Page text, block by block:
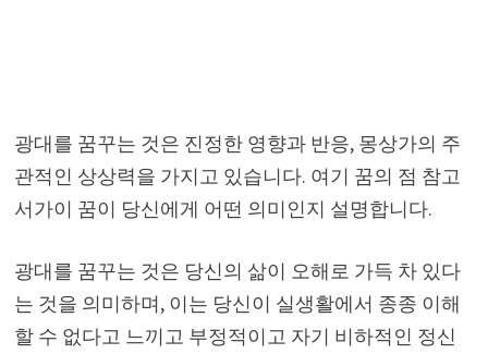
광대를 꿈꾸는 것은 진정한 영향과 반응, 몽상가의 주
관적인 상상력을 가지고 있습니다. 여기 꿈의 점 참고
서가이 꿈이 당신에게 어떤 의미인지 설명합니다.
광대를 꿈꾸는 것은 당신의 삶이 오해로 가득 차 있다
는 것을 의미하며, 이는 당신이 실생활에서 종종 이해
할 수 없다고 느끼고 부정적이고 자기 비하적인 정신